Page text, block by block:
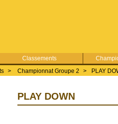
Classements
> Championnat Groupe 2 > PLAY
PLAY DOWN